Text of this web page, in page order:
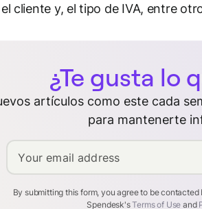
cliente y, el tipo de IVA, entre
¿Te gusta lo
artículos como este cada
para mantenerte
Your email address
By submitting this form, you agree to be
Spendesk'sTerms of Use and